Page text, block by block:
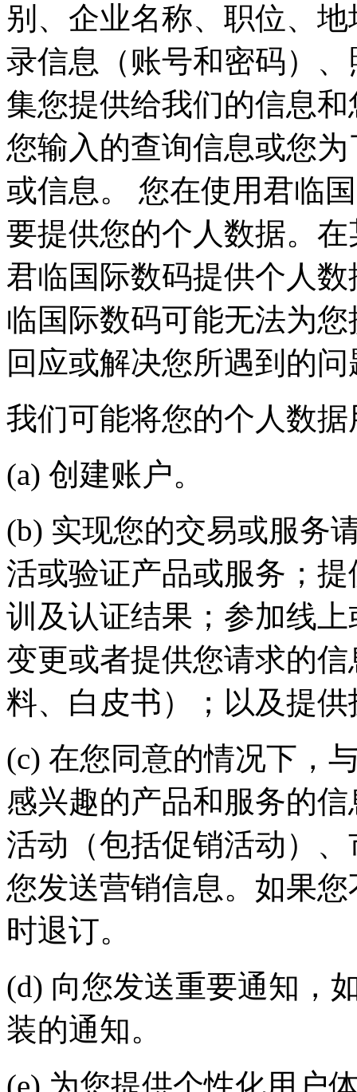
别、企业名称、职位、
录信息（账号和密码）
集您提供给我们的信息和
您输入的查询信息或您
或信息。 您在使用君临国
要提供您的个人数据。在
君临国际数码提供个人数据
临国际数码可能无法为您
回应或解决您所遇到的问
我们可能将您的个人数据
(a) 创建账户。
(b) 实现您的交易或服务请
活或验证产品或服务；
训及认证结果；参加线
变更或者提供您请求的
料、白皮书）；以及提
(c) 在您同意的情况下
感兴趣的产品和服务的
活动（包括促销活动）
您发送营销信息。如果您
时退订。
(d) 向您发送重要通知
装的通知。